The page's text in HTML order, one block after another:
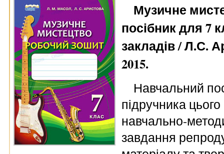
Музичне
посібник для 7
закладів / Л.С.
2015.
Навчальний
підручника
навчально-
завдання